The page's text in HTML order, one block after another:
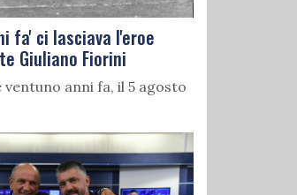
fa' ci lasciava l'eroe
Giuliano Fiorini
anni fa, il 5 agosto